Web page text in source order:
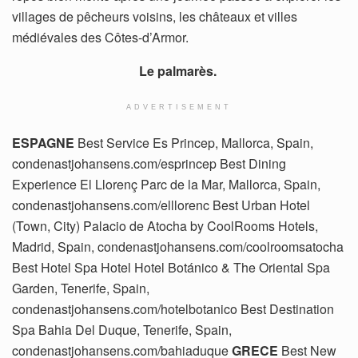
villages de pêcheurs voisins, les châteaux et villes
médiévales des Côtes-d’Armor.
Le palmarès.
ADVERTISEMENT
ESPAGNE Best Service Es Princep, Mallorca, Spain,
condenastjohansens.com/esprincep Best Dining
Experience El Llorenç Parc de la Mar, Mallorca, Spain,
condenastjohansens.com/elllorenc Best Urban Hotel
(Town, City) Palacio de Atocha by CoolRooms Hotels,
Madrid, Spain, condenastjohansens.com/coolroomsatocha
Best Hotel Spa Hotel Hotel Botánico & The Oriental Spa
Garden, Tenerife, Spain,
condenastjohansens.com/hotelbotanico Best Destination
Spa Bahia Del Duque, Tenerife, Spain,
condenastjohansens.com/bahiaduqueGRECE Best New